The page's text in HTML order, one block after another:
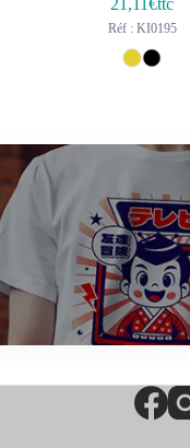
21,11€ttc
Réf : KI0195